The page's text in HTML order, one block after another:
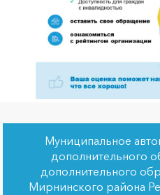
Муниципальное
дополнительного
дополнительного
Мирнинского района